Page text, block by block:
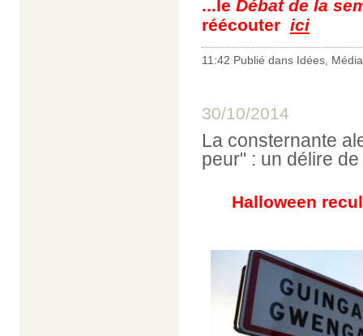
...le Débat de la
réécouter ici
11:42 Publié dans Idées,
30/10/2014
La consternante
peur" : un délire
Halloween